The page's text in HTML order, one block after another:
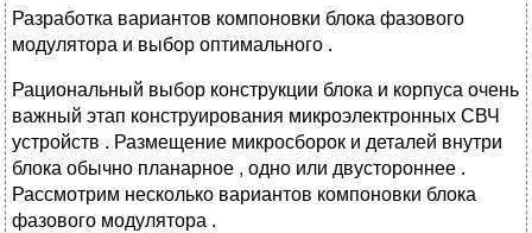
Разработка вариантов компоновки блока фазового
модулятора и выбор оптимального .
Рациональный выбор конструкции блока и корпуса очень
важный этап конструирования микроэлектронных СВЧ
устройств . Размещение микросборок и деталей внутри
блока обычно планарное , одно или двустороннее .
Рассмотрим несколько вариантов компоновки блока
фазового модулятора .